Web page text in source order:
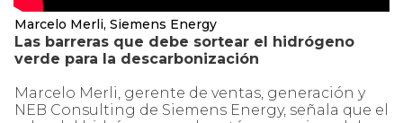
Marcelo Merli, Siemens Energy
Las barreras que debe sortear el hidrógeno
verde para la descarbonización
Marcelo Merli, gerente de ventas, generación y
NEB Consulting de Siemens Energy, señala que el